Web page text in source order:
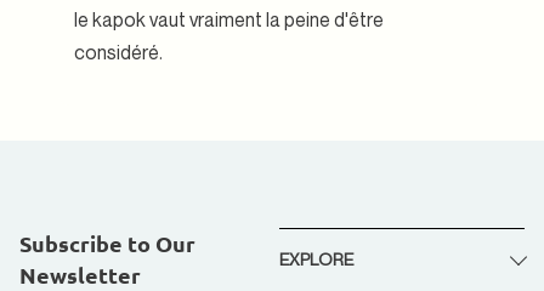
le kapok vaut vraiment la peine d'être
considéré.
Subscribe to Our
Newsletter
EXPLORE